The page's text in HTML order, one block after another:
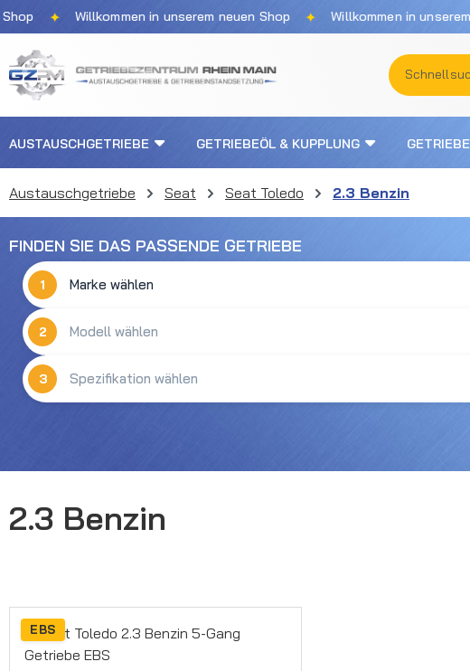
Hauptinhalt springen
Zur Suche springen
Zur Hauptnavigation springen
✦ Willkommen in unserem neuen Shop ✦ Willkommen in unserem
AUSTAUSCHGETRIEBE GETRIEBEÖL & KUPPLUNG
Austauschgetriebe Seat Seat Toledo 2.3 Benzin
FINDEN SIE DAS PASSENDE GETRIEBE
1
2
3
2.3 Benzin
EBS